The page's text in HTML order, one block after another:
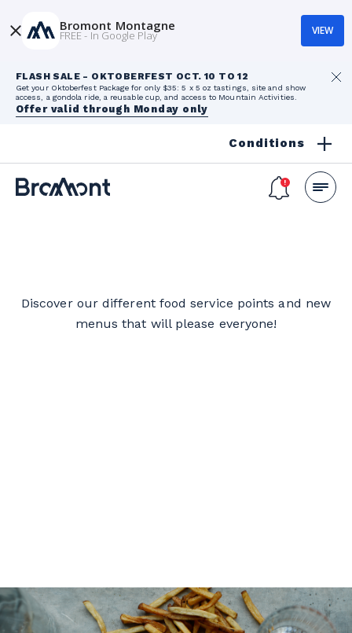
FLASH SALE - OKTOBERFEST OCT. 10 TO 12
Get your Oktoberfest Package for only $35: 5 x 5 oz tastings, site and show
access, a gondola ride, a reusable cup, and access to Mountain Activities.
Offer valid through Monday only
Conditions
Discover our different food service points and new
menus that will please everyone!
Bromont Montagne
FREE - In Google Play VIEW